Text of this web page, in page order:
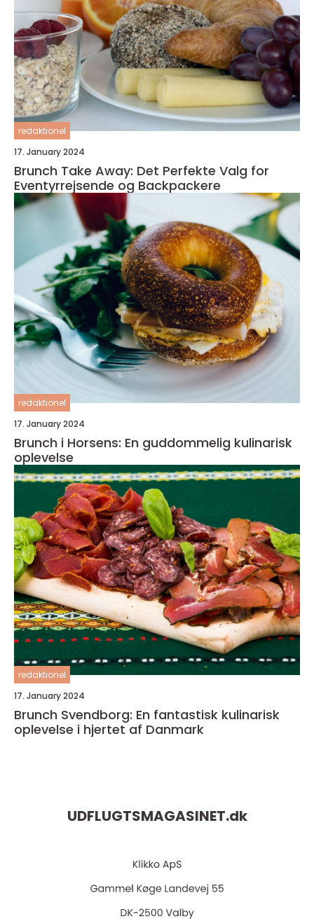
redaktionel
17. January 2024
Brunch Take Away: Det Perfekte Valg for
Eventyrrejsende og Backpackere
redaktionel
17. January 2024
Brunch i Horsens: En guddommelig kulinarisk
oplevelse
redaktionel
17. January 2024
Brunch Svendborg: En fantastisk kulinarisk
oplevelse i hjertet af Danmark
UDFLUGTSMAGASINET.dk